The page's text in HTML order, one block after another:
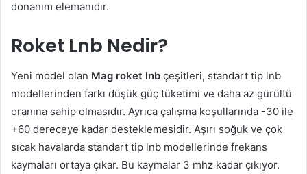
donanım elemanıdır.
Roket Lnb Nedir?
Yeni model olan Mag roket lnb çeşitleri, standart tip lnb
modellerinden farkı düşük güç tüketimi ve daha az gürültü
oranına sahip olmasıdır. Ayrıca çalışma koşullarında -30 ile
+60 dereceye kadar desteklemesidir. Aşırı soğuk ve çok
sıcak havalarda standart tip lnb modellerinde frekans
kaymaları ortaya çıkar. Bu kaymalar 3 mhz kadar çıkıyor.